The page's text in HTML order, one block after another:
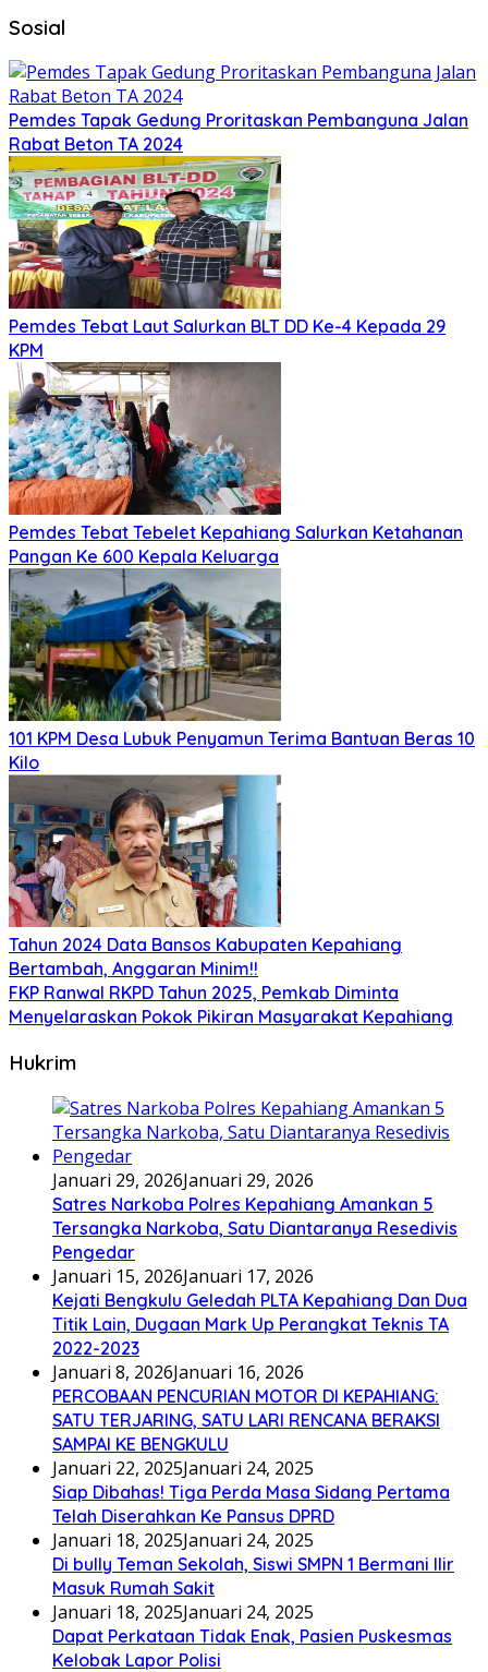
Sosial
Pemdes Tapak Gedung Proritaskan Pembanguna Jalan
Rabat Beton TA 2024
Pemdes Tebat Laut Salurkan BLT DD Ke-4 Kepada 29
KPM
Pemdes Tebat Tebelet Kepahiang Salurkan Ketahanan
Pangan Ke 600 Kepala Keluarga
101 KPM Desa Lubuk Penyamun Terima Bantuan Beras 10
Kilo
Tahun 2024 Data Bansos Kabupaten Kepahiang
Bertambah, Anggaran Minim!!
FKP Ranwal RKPD Tahun 2025, Pemkab Diminta
Menyelaraskan Pokok Pikiran Masyarakat Kepahiang
Hukrim
Januari 29, 2026Januari 29, 2026
Satres Narkoba Polres Kepahiang Amankan 5
Tersangka Narkoba, Satu Diantaranya Resedivis
Pengedar
Januari 15, 2026Januari 17, 2026
Kejati Bengkulu Geledah PLTA Kepahiang Dan Dua
Titik Lain, Dugaan Mark Up Perangkat Teknis TA
2022-2023
Januari 8, 2026Januari 16, 2026
PERCOBAAN PENCURIAN MOTOR DI KEPAHIANG:
SATU TERJARING, SATU LARI RENCANA BERAKSI
SAMPAI KE BENGKULU
Januari 22, 2025Januari 24, 2025
Siap Dibahas! Tiga Perda Masa Sidang Pertama
Telah Diserahkan Ke Pansus DPRD
Januari 18, 2025Januari 24, 2025
Di bully Teman Sekolah, Siswi SMPN 1 Bermani Ilir
Masuk Rumah Sakit
Januari 18, 2025Januari 24, 2025
Dapat Perkataan Tidak Enak, Pasien Puskesmas
Kelobak Lapor Polisi